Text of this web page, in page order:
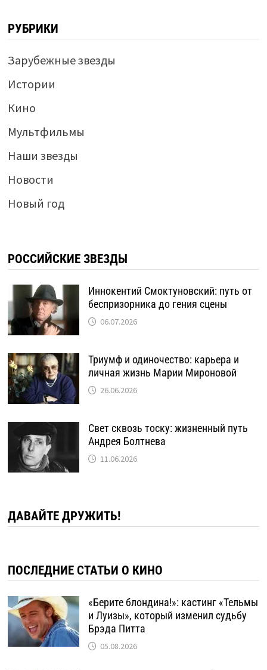
РУБРИКИ
Зарубежные звезды
Истории
Кино
Мультфильмы
Наши звезды
Новости
Новый год
РОССИЙСКИЕ ЗВЕЗДЫ
Иннокентий Смоктуновский: путь от
беспризорника до гения сцены
06.07.2026
Триумф и одиночество: карьера и
личная жизнь Марии Мироновой
26.06.2026
Свет сквозь тоску: жизненный путь
Андрея Болтнева
11.06.2026
ДАВАЙТЕ ДРУЖИТЬ!
ПОСЛЕДНИЕ СТАТЬИ О КИНО
«Берите блондина!»: кастинг «Тельмы
и Луизы», который изменил судьбу
Брэда Питта
05.08.2026